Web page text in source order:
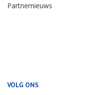
Partnernieuws
VOLG ONS